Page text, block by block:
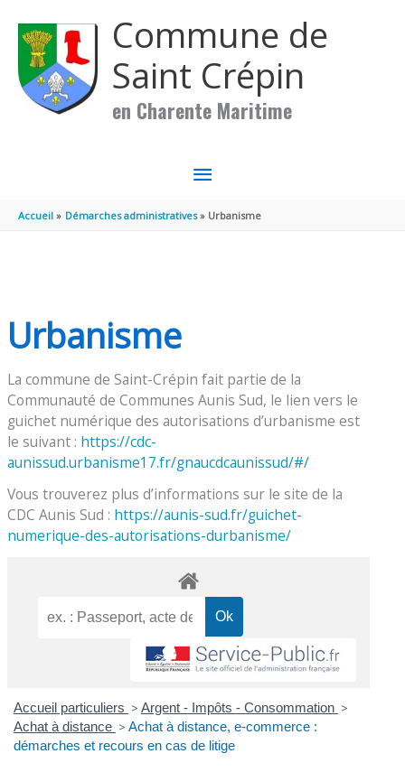
Commune de
Saint Crépin
en Charente Maritime
MENU
PRINCIPAL
Accueil Démarches administratives Urbanisme
Urbanisme
La commune de Saint-Crépin fait partie de la
Communauté de Communes Aunis Sud, le lien vers le
guichet numérique des autorisations d’urbanisme est
le suivant : https://cdc-
aunissud.urbanisme17.fr/gnaucdcaunissud/#/
Vous trouverez plus d’informations sur le site de la
CDC Aunis Sud : https://aunis-sud.fr/guichet-
numerique-des-autorisations-durbanisme/
Accueil particuliers > Argent - Impôts - Consommation >
Achat à distance > Achat à distance, e-commerce :
démarches et recours en cas de litige